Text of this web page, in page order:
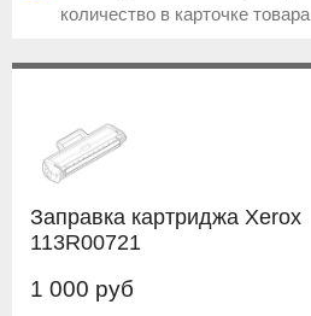
количество в карточке товара
Заправка картриджа Xerox
113R00721
1 000 руб